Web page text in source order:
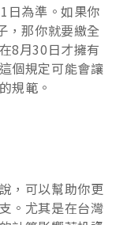
日為準。如果你
，那你就要繳全
8月30日才擁有
個規定可能會讓
規範。
，可以幫助你更
。尤其是在台灣